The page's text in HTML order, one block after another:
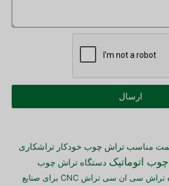
ارسال
تراش چوب خودکار تراشکاری
اتوماتیک دستگاه تراش چوب
تراش سی ان سی
تراش CNC برای صنایع